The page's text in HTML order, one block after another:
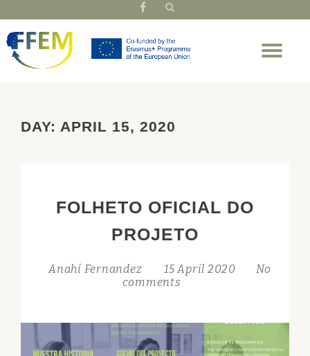
Skip
content
fa-
DAY: APRIL 15, 2020
FOLHETO OFICIAL DO
PROJETO
Anahí Fernandez 15 April 2020
No
comments